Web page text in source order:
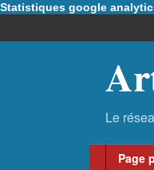
Statistiques google
Page